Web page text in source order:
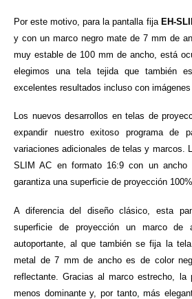
Por este motivo, para la pantalla fija EH-
y con un marco negro mate de 7 mm de
muy estable de 100 mm de ancho, está
elegimos una tela tejida que también
excelentes resultados incluso con imágenes
Los nuevos desarrollos en telas de
expandir nuestro exitoso programa de
variaciones adicionales de telas y marcos.
SLIM AC en formato 16:9 con un ancho
garantiza una superficie de proyección
A diferencia del diseño clásico, esta
superficie de proyección un marco de
autoportante, al que también se fija la
metal de 7 mm de ancho es de color
reflectante. Gracias al marco estrecho, la
menos dominante y, por tanto, más